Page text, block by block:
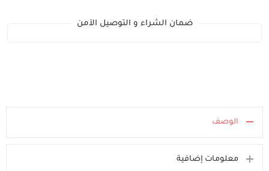
ضمان الشراء و التوصيل الآمن
الوصف
معلومات إضافية